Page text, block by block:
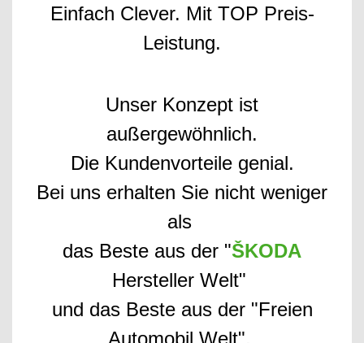
Einfach Clever. Mit TOP Preis-
Leistung.
Unser Konzept ist
außergewöhnlich.
Die Kundenvorteile genial.
Bei uns erhalten Sie nicht weniger
als
das Beste aus der "ŠKODA
Hersteller Welt"
und das Beste aus der "Freien
Automobil Welt".